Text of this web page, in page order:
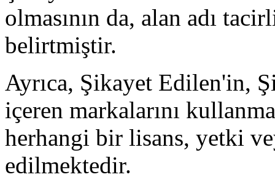
olmasının da, alan adı
belirtmiştir.
Ayrıca, Şikayet Edilen'in,
içeren markalarını
herhangi bir lisans, yetki
edilmektedir.